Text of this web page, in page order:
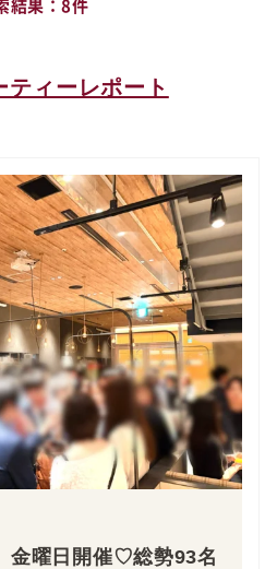
結果 8件
ティーレポート
金曜日開催♡総勢93名